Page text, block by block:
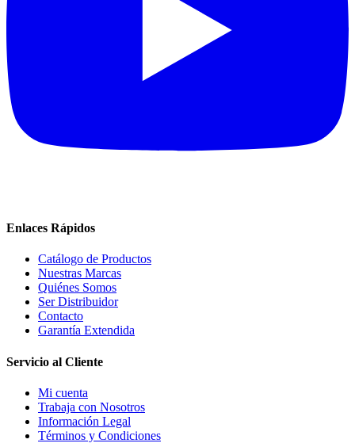
Enlaces Rápidos
Catálogo de Productos
Nuestras Marcas
Quiénes Somos
Ser Distribuidor
Contacto
Garantía Extendida
Servicio al Cliente
Mi cuenta
Trabaja con Nosotros
Información Legal
Términos y Condiciones